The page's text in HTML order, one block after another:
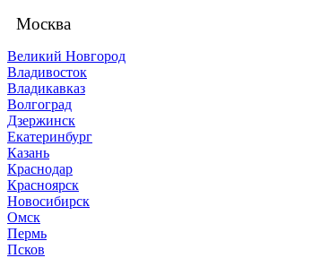
Москва
Великий Новгород
Владивосток
Владикавказ
Волгоград
Дзержинск
Екатеринбург
Казань
Краснодар
Красноярск
Новосибирск
Омск
Пермь
Псков